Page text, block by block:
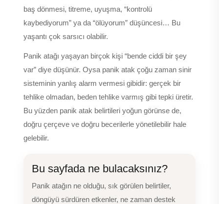
baş dönmesi, titreme, uyuşma, “kontrolü
kaybediyorum” ya da “ölüyorum” düşüncesi… Bu
yaşantı çok sarsıcı olabilir.
Panik atağı yaşayan birçok kişi “bende ciddi bir şey
var” diye düşünür. Oysa panik atak çoğu zaman sinir
sisteminin yanlış alarm vermesi gibidir: gerçek bir
tehlike olmadan, beden tehlike varmış gibi tepki üretir.
Bu yüzden panik atak belirtileri yoğun görünse de,
doğru çerçeve ve doğru becerilerle yönetilebilir hale
gelebilir.
Bu sayfada ne bulacaksınız?
Panik atağın ne olduğu, sık görülen belirtiler,
döngüyü sürdüren etkenler, ne zaman destek